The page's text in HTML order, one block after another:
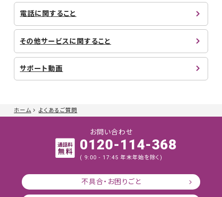
ホーム よくあるご質問
電話に関すること
その他サービスに関すること
サポート動画
お問い合わせ
0120-114-368
( 9:00 - 17:45 年末年始を除く)
不具合・お困りごと